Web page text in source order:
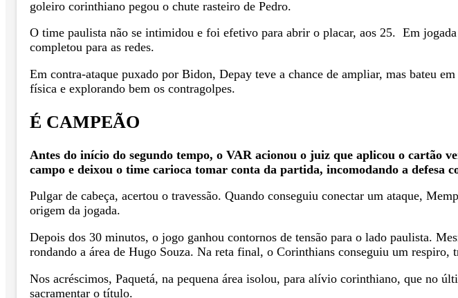
goleiro corinthiano pegou o chute rasteiro de Pedro.
O time paulista não se intimidou e foi efetivo para abrir o placar, aos 25. Em
completou para as redes.
Em contra-ataque puxado por Bidon, Depay teve a chance de ampliar, mas bateu
física e explorando bem os contragolpes.
É CAMPEÃO
Antes do início do segundo tempo, o VAR acionou o juiz que aplicou o cartão
campo e deixou o time carioca tomar conta da partida, incomodando a defesa
Pulgar de cabeça, acertou o travessão. Quando conseguiu conectar um ataque,
origem da jogada.
Depois dos 30 minutos, o jogo ganhou contornos de tensão para o lado paulista.
rondando a área de Hugo Souza. Na reta final, o Corinthians conseguiu um respiro,
Nos acréscimos, Paquetá, na pequena área isolou, para alívio corinthiano, que no
sacramentar o título.